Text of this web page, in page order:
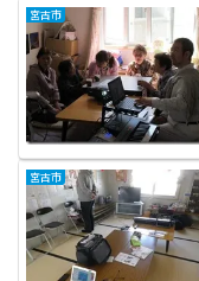
宮古市
宮古市